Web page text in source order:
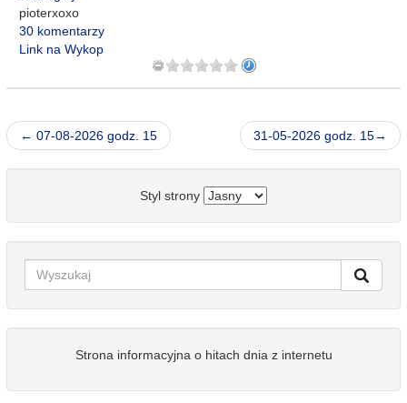
pioterxoxo
30 komentarzy
Link na Wykop
← 07-08-2026 godz. 15 31-05-2026 godz. 15→
Styl strony
Strona informacyjna o hitach dnia z internetu